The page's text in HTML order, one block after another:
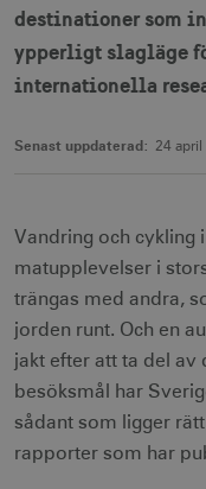
destinationer som
ypperligt slagläge
internationella
Senast uppdaterad: 24 april
Vandring och cykling
matupplevelser i
trängas med andra,
jorden runt. Och en
jakt efter att ta del av
besöksmål har
sådant som ligger
rapporter som har